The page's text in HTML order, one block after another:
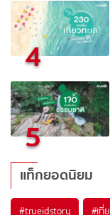
4
5
แท็กยอดนิยม
#trueidstory #เที่